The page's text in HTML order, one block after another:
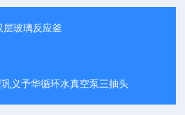
层玻璃反应釜
义予华循环水真空泵三抽头